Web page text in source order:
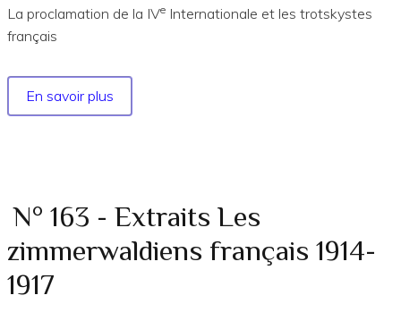
La proclamation de la IVe Internationale et les trotskystes
français
En savoir plus
N°
La
proclamation
de
N° 163 - Extraits Les
zimmerwaldiens français 1914-
1917